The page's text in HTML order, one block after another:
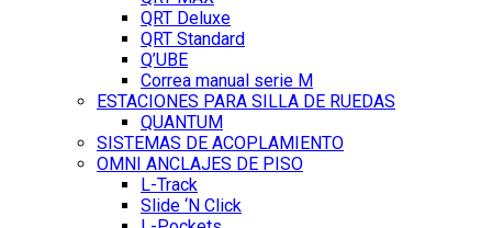
QRT Deluxe
QRT Standard
Q’UBE
Correa manual serie M
ESTACIONES PARA SILLA DE RUEDAS
QUANTUM
SISTEMAS DE ACOPLAMIENTO
OMNI ANCLAJES DE PISO
L-Track
Slide ‘N Click